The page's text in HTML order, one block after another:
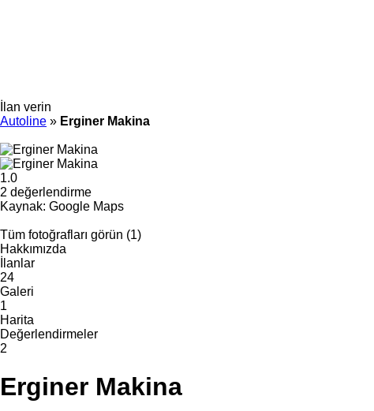
İlan verin
Autoline » Erginer Makina
1.0
2 değerlendirme
Kaynak: Google Maps
Tüm fotoğrafları görün (1)
Hakkımızda
İlanlar
24
Galeri
1
Harita
Değerlendirmeler
2
Erginer Makina